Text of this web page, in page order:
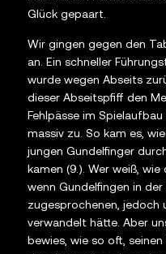
Glück gepaart.
Wir gingen gegen den
an. Ein schneller
wurde wegen Abseits
dieser Abseitspfiff den
Fehlpässe im
massiv zu. So kam es,
jungen Gundelfinger
kamen (9.). Wer weiß,
wenn Gundelfingen in
zugesprochenen, jedoch
verwandelt hätte. Aber
bewies, wie so oft,